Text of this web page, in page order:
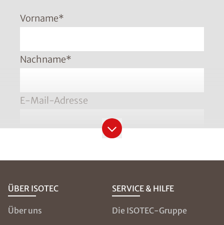
Vorname*
Nachname*
E-Mail-Adresse
PLZ*
ÜBER ISOTEC
Über uns
SERVICE & HILFE
Die ISOTEC-Gruppe